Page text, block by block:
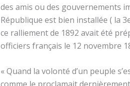
des amis ou des gouvernements
République est bien installée ( la
ce ralliement de 1892 avait été
officiers français le 12 novembre
« Quand la volonté d’un peuple